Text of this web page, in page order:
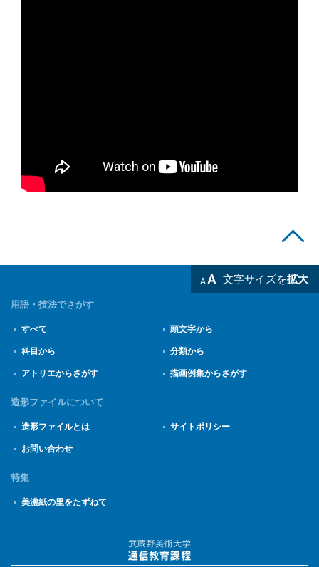
文字サイズを拡大
用語・技法でさがす
すべて 頭文字から
科目から 分類から
アトリエからさがす 描画例集からさがす
造形ファイルについて
造形ファイルとは サイトポリシー
お問い合わせ
特集
美濃紙の里をたずねて